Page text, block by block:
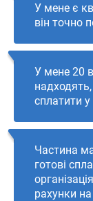
У мене є
він точно
У мене 20
сплатити у
Частина
готові
рахунки